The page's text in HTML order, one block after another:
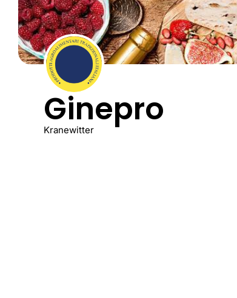
Ginepro
Kranewitter